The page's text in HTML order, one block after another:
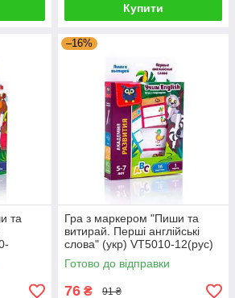
Купити
та
–16%
Гра з маркером "Пиши та
витирай. Перші англійські
слова" (укр) VT5010-12(рус)
G-Rich
Готово до відправки
76 ₴ 91 ₴